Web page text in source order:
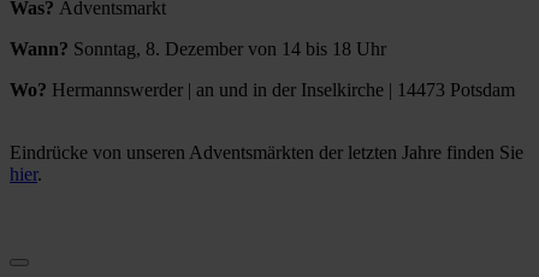
Was? Adventsmarkt
Wann? Sonntag, 8. Dezember von 14 bis 18 Uhr
Wo? Hermannswerder | an und in der Inselkirche | 14473 Potsdam
Eindrücke von unseren Adventsmärkten der letzten Jahre finden Sie
hier.